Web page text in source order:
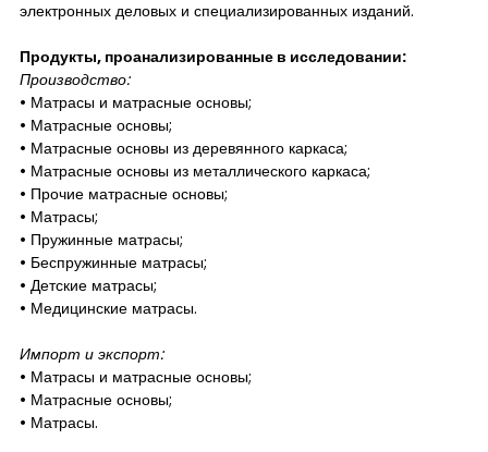
электронных деловых и специализированных изданий.
Продукты, проанализированные в исследовании:
Производство:
• Матрасы и матрасные основы;
• Матрасные основы;
• Матрасные основы из деревянного каркаса;
• Матрасные основы из металлического каркаса;
• Прочие матрасные основы;
• Матрасы;
• Пружинные матрасы;
• Беспружинные матрасы;
• Детские матрасы;
• Медицинские матрасы.
Импорт и экспорт:
• Матрасы и матрасные основы;
• Матрасные основы;
• Матрасы.